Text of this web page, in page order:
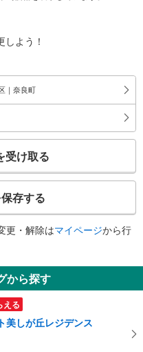
しよう！
｜奈良町
受け取る
存する
更・解除はマイページから行
から探す
える
美しが丘レジデンス